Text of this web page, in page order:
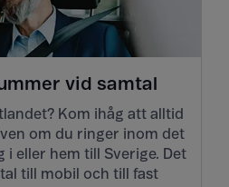
vid samtal
Kom ihåg att alltid
om du ringer inom det
i eller hem till Sverige. Det
till mobil och till fast